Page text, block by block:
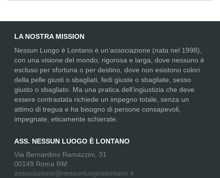
LA NOSTRA MISSION
Nessun Luogo è Lontano è un’associazione (nata nel 1998),
con una visione del mondo, rigorosa e larga, dove nessuno è
escluso per sfortuna o per destino, dove non esistono colori
della pelle giusti o sbagliati, fedi giuste o sbagliate, sesso
giusto o sbagliato. Ma una pratica dell’ingiustizia che deve
essere contrastata richiede un impegno totale, senza un
attimo di tregua e ha bisogno di persone consapevoli,
impegnate, eticamente schierate.
ASS. NESSUN LUOGO È LONTANO
Via Bernardino Ramazzini, 31
00149 Roma RM
associazione@nessunluogoelontano.it